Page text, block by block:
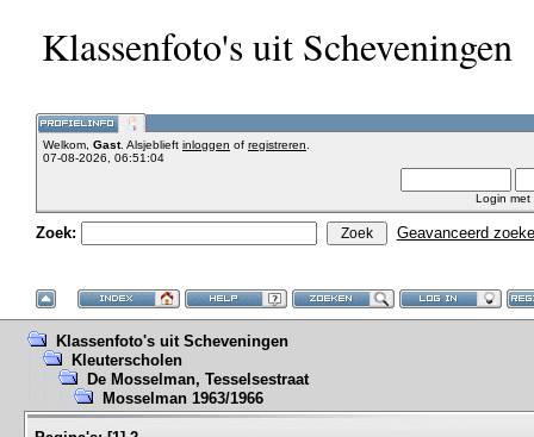
Klassenfoto's uit Scheveningen
Welkom, Gast. Alsjeblieft inloggen of registreren
07-08-2026, 06:51:04
Login met
Zoek: Geavanceerd
Klassenfoto's uit Scheveningen
Kleuterscholen
De Mosselman, Tesselsestraat
Mosselman 1963/1966